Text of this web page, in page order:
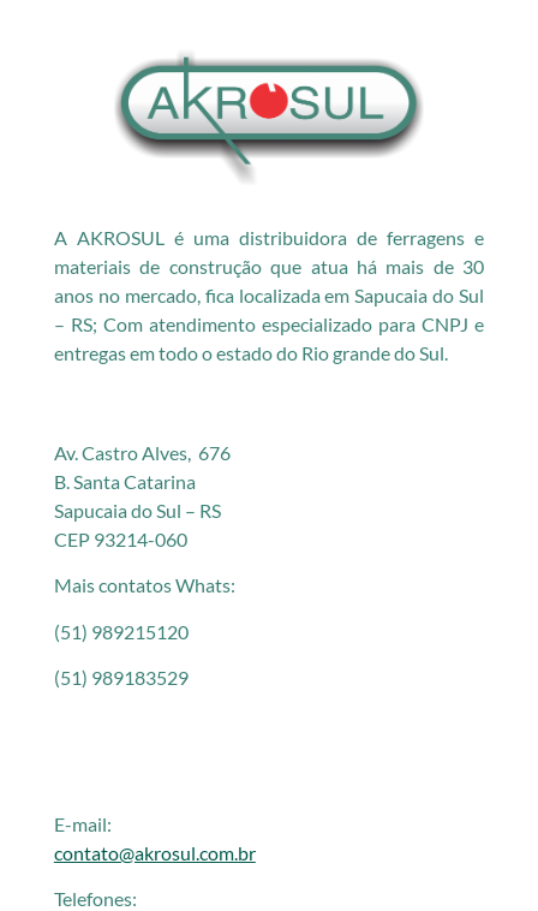
A AKROSUL é uma distribuidora de ferragens e
materiais de construção que atua há mais de 30
anos no mercado, fica localizada em Sapucaia do Sul
– RS; Com atendimento especializado para CNPJ e
entregas em todo o estado do Rio grande do Sul.
Av. Castro Alves, 676
B. Santa Catarina
Sapucaia do Sul – RS
CEP 93214-060
Mais contatos Whats:
(51) 989215120
(51) 989183529
E-mail:
contato@akrosul.com.br
Telefones: